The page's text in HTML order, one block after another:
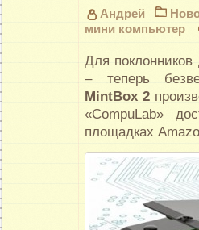
Андрей
мини компьютер
Для
– теперь
MintBox 2
«CompuLab»
площадках